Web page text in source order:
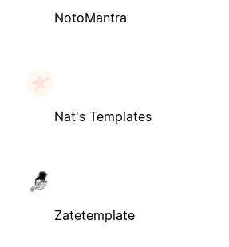
NotoMantra
Nat's Templates
Zatetemplate